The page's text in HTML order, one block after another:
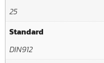
25
Standard
DIN912